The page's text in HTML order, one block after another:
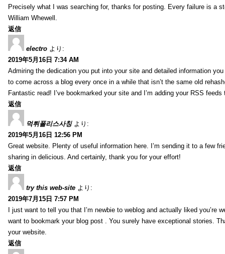
Precisely what I was searching for, thanks for posting. Every failure is a
William Whewell.
返信
electro より:
2019年5月16日 7:34 AM
Admiring the dedication you put into your site and detailed information you
to come across a blog every once in a while that isn’t the same old
Fantastic read! I’ve bookmarked your site and I’m adding your RSS
返信
먹튀폴리스사칭 より:
2019年5月16日 12:56 PM
Great website. Plenty of useful information here. I’m sending it to a few
sharing in delicious. And certainly, thank you for your effort!
返信
try this web-site より:
2019年7月15日 7:57 PM
I just want to tell you that I’m newbie to weblog and actually liked you’re
want to bookmark your blog post . You surely have exceptional stories.
your website.
返信